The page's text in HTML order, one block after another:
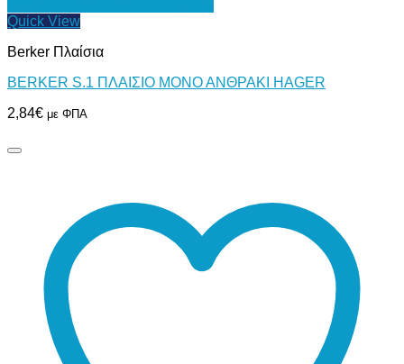
Quick View
Berker Πλαίσια
BERKER S.1 ΠΛΑΙΣΙΟ ΜΟΝΟ ΑΝΘΡΑΚΙ HAGER
2,84€ με ΦΠΑ